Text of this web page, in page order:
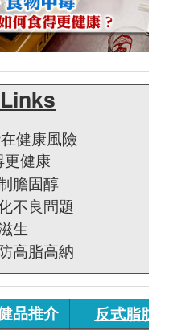
健康風險
健康
膽固醇
不良問題
生
高脂高納
品推介
反式脂肪